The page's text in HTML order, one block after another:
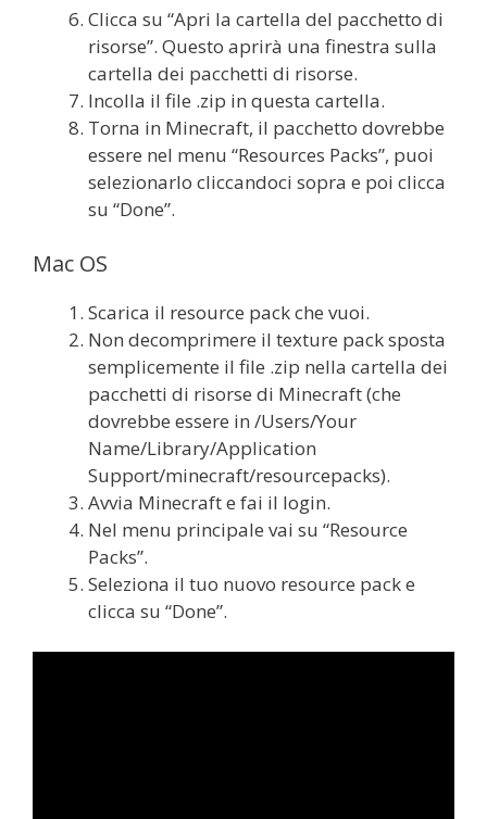
Clicca su “Apri la cartella del pacchetto di
risorse”. Questo aprirà una finestra sulla
cartella dei pacchetti di risorse.
Incolla il file .zip in questa cartella.
Torna in Minecraft, il pacchetto dovrebbe
essere nel menu “Resources Packs”, puoi
selezionarlo cliccandoci sopra e poi clicca
su “Done”.
Mac OS
Scarica il resource pack che vuoi.
Non decomprimere il texture pack sposta
semplicemente il file .zip nella cartella dei
pacchetti di risorse di Minecraft (che
dovrebbe essere in /Users/Your
Name/Library/Application
Support/minecraft/resourcepacks).
Avvia Minecraft e fai il login.
Nel menu principale vai su “Resource
Packs”.
Seleziona il tuo nuovo resource pack e
clicca su “Done”.